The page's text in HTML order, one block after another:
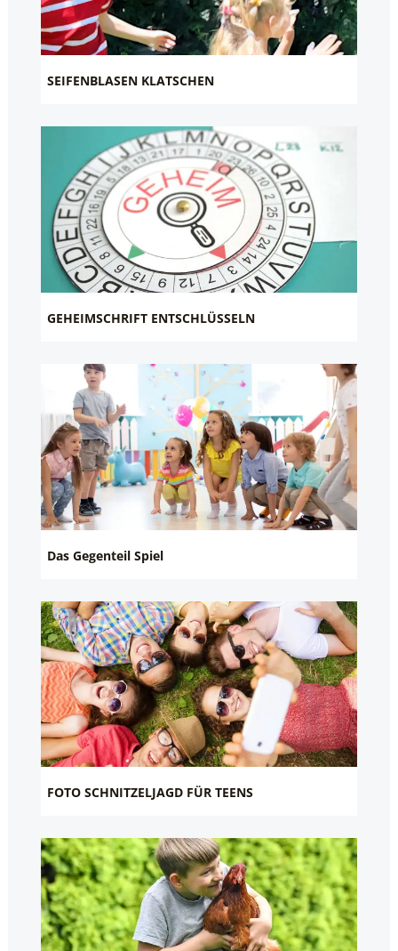
SEIFENBLASEN KLATSCHEN
GEHEIMSCHRIFT ENTSCHLÜSSELN
Das Gegenteil Spiel
FOTO SCHNITZELJAGD FÜR TEENS